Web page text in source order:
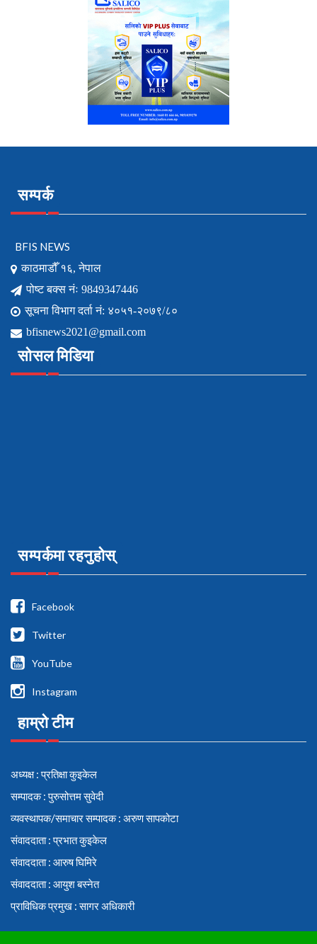
सम्पर्क
BFIS NEWS
काठमाडौँ १६, नेपाल
पोष्ट बक्स नंः 9849347446
सूचना विभाग दर्ता नं: ४०५१-२०७९/८०
bfisnews2021@gmail.com
सोसल मिडिया
सम्पर्कमा रहनुहोस्
Facebook
Twitter
YouTube
Instagram
हाम्रो टीम
अध्यक्ष : प्रतिक्षा कुइकेल
सम्पादक : पुरुसोत्तम सुवेदी
व्यवस्थापक/समाचार सम्पादक : अरुण सापकोटा
संवाददाता : प्रभात कुइकेल
संवाददाता : आरुष घिमिरे
संवाददाता : आयुश बस्नेत
प्राविधिक प्रमुख : सागर अधिकारी